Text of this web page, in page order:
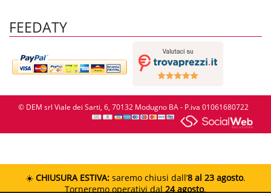
FEEDATY
© DEM srl Viale dei Sarti, 6, 70132 Modugno BA - P.iva 01061680722
☀️ CHIUSURA ESTIVA: saremo chiusi dall’8 al 23 agosto.
Torneremo operativi dal 24 agosto.